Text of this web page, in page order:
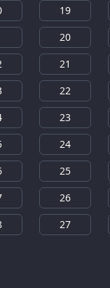
19
20
21
22
23
24
25
26
27